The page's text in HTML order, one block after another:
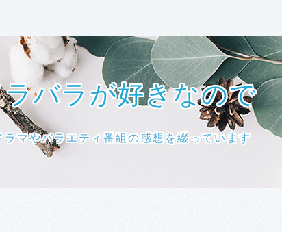
バラが好きなので
ラマやバラエティ番組の感想を綴っています